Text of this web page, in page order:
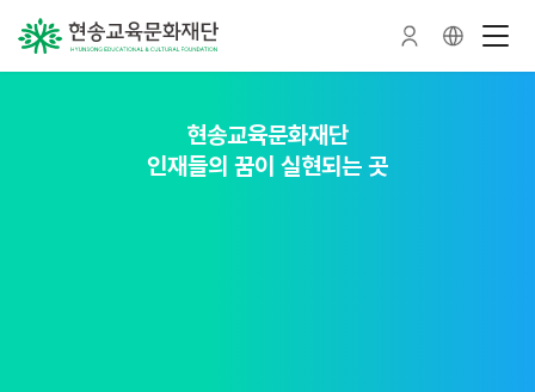
현송교육문화재단
인재를 품다
현송교육문화재단
인재들의 꿈이 실현되는 곳
현송교육문화재단
인재를 가꾸는 숲이 되다